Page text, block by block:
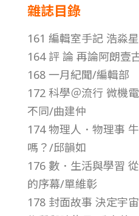
1
2
年
第
4
3
雜誌目錄
161 編輯室手記 浩淼
164 評 論 再論阿朗壹
168 一月紀聞/編輯部
172 科學＠流行 微機
不同/曲建仲
174 物理人．物理事
嗎？/邱韻如
176 數．生活與學習
的序幕/單維彰
178 封面故事 決定宇